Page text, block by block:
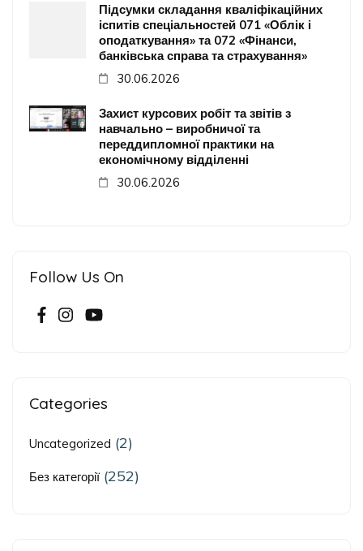
Підсумки складання кваліфікаційних
іспитів спеціальностей 071 «Облік і
оподаткування» та 072 «Фінанси,
банківська справа та страхування»
30.06.2026
Захист курсових робіт та звітів з
навчально – виробничої та
переддипломної практики на
економічному відділенні
30.06.2026
Follow Us On
Categories
Uncategorized (2)
Без категорії (252)